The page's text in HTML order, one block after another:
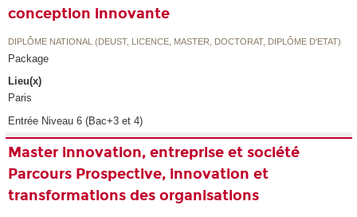
conception innovante
DIPLÔME NATIONAL (DEUST, LICENCE, MASTER, DOCTORAT, DIPLÔME D'ETAT)
Package
Lieu(x)
Paris
Entrée Niveau 6 (Bac+3 et 4)
Master innovation, entreprise et société
Parcours Prospective, innovation et
transformations des organisations